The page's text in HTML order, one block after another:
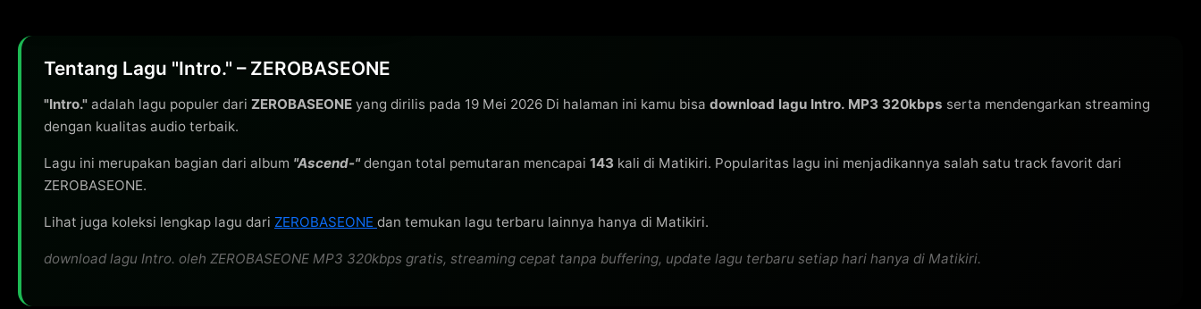
Tentang Lagu "Intro." – ZEROBASEONE
"Intro." adalah lagu populer dari ZEROBASEONE yang dirilis pada 19 Mei 2026 Di halaman ini kamu bisa download lagu Intro. MP3 320kbps serta mendengarkan streaming
dengan kualitas audio terbaik.
Lagu ini merupakan bagian dari album "Ascend-"dengan total pemutaran mencapai 143 kali di Matikiri. Popularitas lagu ini menjadikannya salah satu track favorit dari
ZEROBASEONE.
Lihat juga koleksi lengkap lagu dari ZEROBASEONE dan temukan lagu terbaru lainnya hanya di Matikiri.
download lagu Intro. oleh ZEROBASEONE MP3 320kbps gratis, streaming cepat tanpa buffering, update lagu terbaru setiap hari hanya di Matikiri.